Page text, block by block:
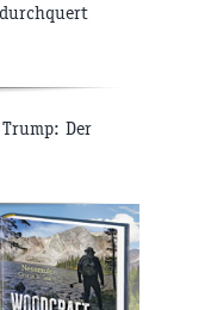
Der